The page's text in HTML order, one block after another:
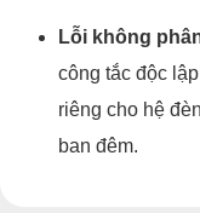
Lỗi không
công tắc độc
riêng cho hệ
ban đêm.